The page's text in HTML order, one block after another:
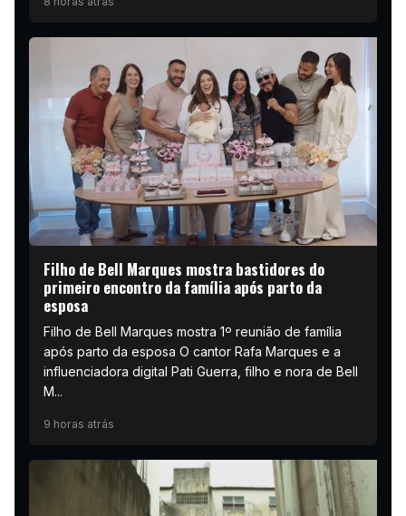
Filho de Bell Marques mostra bastidores do
primeiro encontro da família após parto da
esposa
Filho de Bell Marques mostra 1º reunião de família
após parto da esposa O cantor Rafa Marques e a
influenciadora digital Pati Guerra, filho e nora de Bell
M...
9 horas atrás